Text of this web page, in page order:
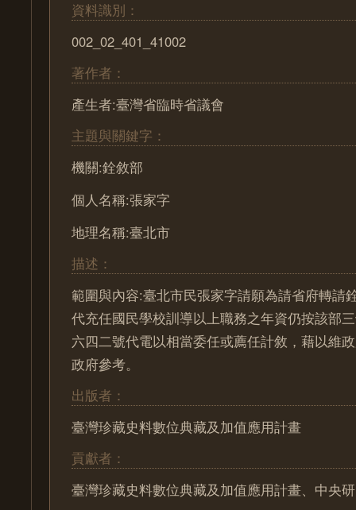
資料識別：
002_02_401_41002
著作者：
產生者:臺灣省臨時省議會
主題與關鍵字：
機關:銓敘部
個人名稱:張家字
地理名稱:臺北市
描述：
範圍與內容:臺北市民張家字請願為請省府轉請
代充任國民學校訓導以上職務之年資仍按該部
六四二號代電以相當委任或薦任計敘，藉以維
政府參考。
出版者：
臺灣珍藏史料數位典藏及加值應用計畫
貢獻者：
臺灣珍藏史料數位典藏及加值應用計畫、中央